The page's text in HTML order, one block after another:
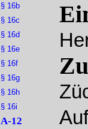
§ 16b
§ 16c
§ 16d
§ 16e
§ 16f
§ 16g
§ 16h
§ 16i
A-12